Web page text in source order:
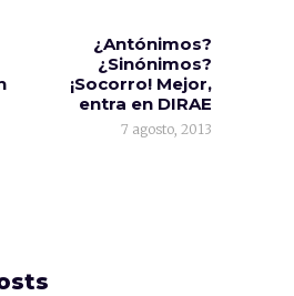
¿Antónimos?
¿Sinónimos?
¡Socorro! Mejor,
entra en DIRAE
7 agosto, 2013